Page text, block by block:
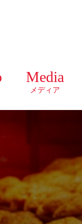
Media
メディア